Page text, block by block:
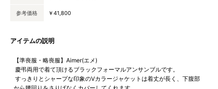
参考価格 ￥41,800
アイテムの説明
【準喪服・略喪服】Aimer(エメ)
慶弔両用で着て頂けるブラックフォーマルアンサンブルです。
すっきりとシャープな印象のVカラージャケットは着丈が長く、下腹部